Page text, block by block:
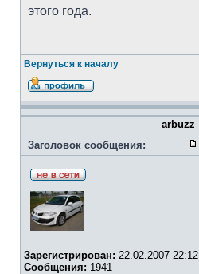
этого года.
Вернуться к началу
arbuzz
Заголовок сообщения:
Зарегистрирован: 22.02.2007 22:12
Сообщения: 1941